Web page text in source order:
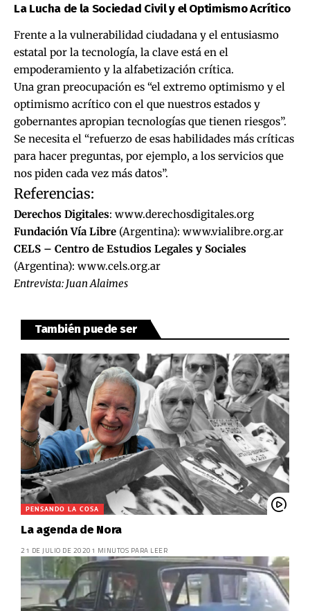
La Lucha de la Sociedad Civil y el Optimismo Acrítico
Frente a la vulnerabilidad ciudadana y el entusiasmo
estatal por la tecnología, la clave está en el
empoderamiento y la alfabetización crítica.
Una gran preocupación es “el extremo optimismo y el
optimismo acrítico con el que nuestros estados y
gobernantes apropian tecnologías que tienen riesgos”.
Se necesita el “refuerzo de esas habilidades más críticas
para hacer preguntas, por ejemplo, a los servicios que
nos piden cada vez más datos”.
Referencias:
Derechos Digitales: www.derechosdigitales.org
Fundación Vía Libre (Argentina): www.vialibre.org.ar
CELS – Centro de Estudios Legales y Sociales
(Argentina): www.cels.org.ar
Entrevista: Juan Alaimes
También puede ser
PENSANDO LA COSA
La agenda de Nora
21 DE JULIO DE 2020 1 MINUTOS PARA LEER